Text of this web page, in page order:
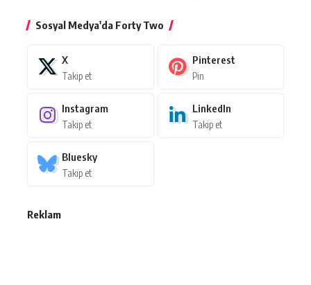
Sosyal Medya'da Forty Two
X
Takip et
Pinterest
Pin
Instagram
Takip et
LinkedIn
Takip et
Bluesky
Takip et
Reklam